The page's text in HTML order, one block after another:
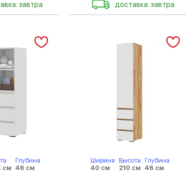
завтра доставка: завтра
см
Глубина
46 см
Ширина
40 см
Высота
210 см
Глубина
46 см